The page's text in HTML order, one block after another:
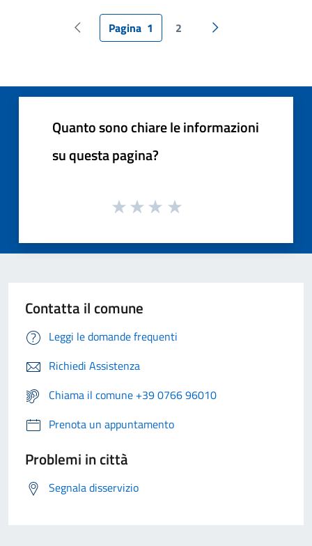
Pagina precedente
Pagina 1 2 Pagina successiva
Quanto sono chiare le informazioni
su questa pagina?
Contatta il comune
Leggi le domande frequenti
Richiedi Assistenza
Chiama il comune +39 0766 96010
Prenota un appuntamento
Problemi in città
Segnala disservizio